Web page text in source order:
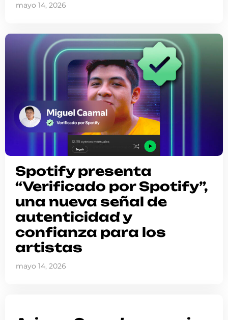
mayo 14, 2026
Spotify presenta
“Verificado por Spotify”,
una nueva señal de
autenticidad y
confianza para los
artistas
mayo 14, 2026